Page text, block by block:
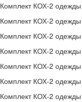
Комплект КОХ-2 одежды
Комплект КОХ-2 одежды
Комплект КОХ-2 одежды
Комплект КОХ-2 одежды
Комплект КОХ-2 одежды
Комплект КОХ-2 одежды
Комплект КОХ-2 одежды